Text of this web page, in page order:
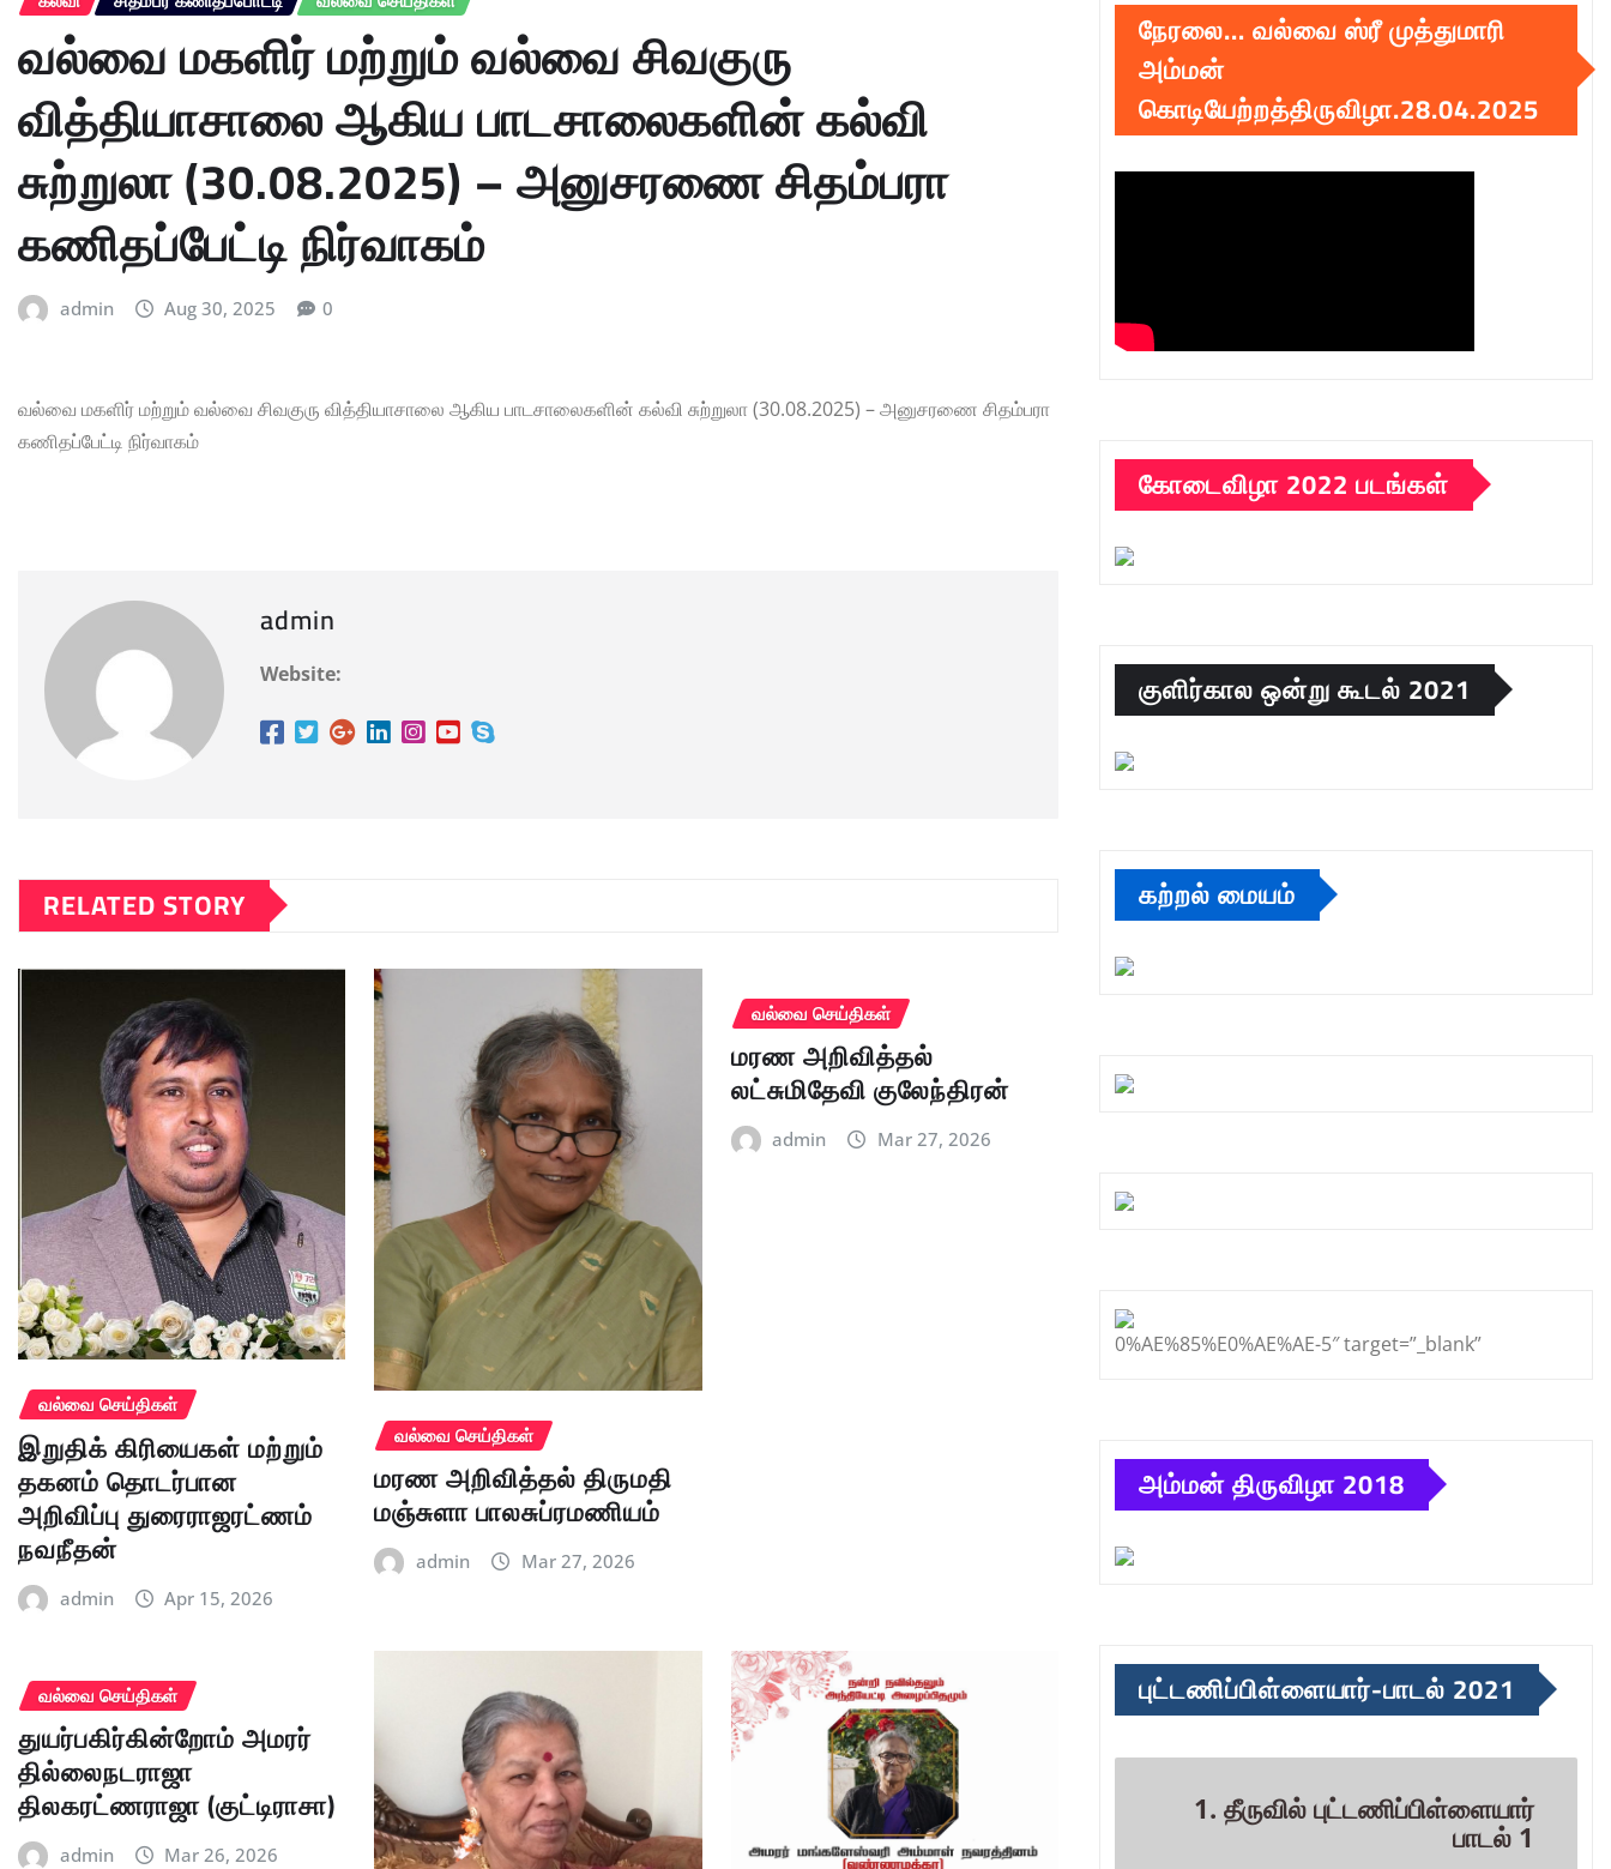
வல்வை மகளிர் மற்றும் வல்வை சிவகுரு
வித்தியாசாலை ஆகிய பாடசாலைகளின் கல்வி
சுற்றுலா (30.08.2025) – அனுசரணை சிதம்பரா
கணிதப்பேட்டி நிர்வாகம்
admin Aug 30, 2025 0
வல்வை மகளிர் மற்றும் வல்வை சிவகுரு வித்தியாசாலை ஆகிய பாடசாலைகளின் கல்வி சுற்றுலா (30.08.2025) – அனுசரணை சிதம்பரா
கணிதப்பேட்டி நிர்வாகம்
admin
Website:
RELATED STORY
வல்வை செய்திகள்
இறுதிக் கிரியைகள் மற்றும்
தகனம் தொடர்பான
அறிவிப்பு துரைராஜரட்ணம்
நவநீதன்
admin Apr 15, 2026
வல்வை செய்திகள்
மரண அறிவித்தல் திருமதி
மஞ்சுளா பாலசுப்ரமணியம்
admin Mar 27, 2026
வல்வை செய்திகள்
மரண அறிவித்தல்
லட்சுமிதேவி குலேந்திரன்
admin Mar 27, 2026
வல்வை செய்திகள்
துயர்பகிர்கின்றோம் அமரர்
தில்லைநடராஜா
திலகரட்ணராஜா (குட்டிராசா)
admin Mar 26, 2026
நேரலை… வல்வை ஸ்ரீ முத்துமாரி
அம்மன்
கொடியேற்றத்திருவிழா.28.04.2025
கோடைவிழா 2022 படங்கள்
குளிர்கால ஒன்று கூடல் 2021
கற்றல் மையம்
0%AE%85%E0%AE%AE-5″ target=”_blank”
அம்மன் திருவிழா 2018
புட்டணிப்பிள்ளையார்-பாடல் 2021
1. தீருவில் புட்டணிப்பிள்ளையார்
பாடல் 1